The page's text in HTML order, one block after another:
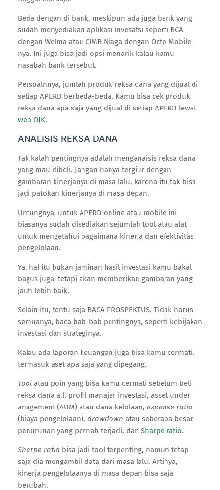
Beda dengan di bank, meskipun ada juga bank yang
sudah menyediakan aplikasi invesatsi seperti BCA
dengan Welma atau CIMB Niaga dengan Octo Mobile-
nya. Ini juga bisa jadi opsi menarik kalau kamu
nasabah bank tersebut.
Persoalnnya, jumlah produk reksa dana yang dijual di
setiap APERD berbeda-beda. Kamu bisa cek produk
reksa dana apa saja yang dijual di setiap APERD lewat
web OJK.
ANALISIS REKSA DANA
Tak kalah pentingnya adalah menganaisis reksa dana
yang mau dibeli. Jangan hanya tergiur dengan
gambaran kinerjanya di masa lalu, karena itu tak bisa
jadi patokan kinerjanya di masa depan.
Untungnya, untuk APERD online atau mobile ini
biasanya sudah disediakan sejumlah tool atau alat
untuk mengetahui bagaimana kinerja dan efektivitas
pengelolaan.
Ya, hal itu bukan jaminan hasil investasi kamu bakal
bagus juga, tetapi akan memberikan gambaran yang
jauh lebih baik.
Selain itu, tentu saja BACA PROSPEKTUS. Tidak harus
semuanya, baca bab-bab pentingnya, seperti kebijakan
investasi dan strateginya.
Kalau ada laporan keuangan juga bisa kamu cermati,
termasuk aset apa saja yang dipegang.
Tool atau poin yang bisa kamu cermati sebelum beli
reksa dana a.l. profil manajer investasi, asset under
anagement (AUM) atau dana kelolaan, expense ratio
(biaya pengelolaan), drawdown atau seberapa besar
penurunan yang pernah terjadi, dan Sharpe ratio.
Sharpe ratio bisa jadi tool terpenting, namun tetap
saja dia mengambil data dari masa lalu. Artinya,
kinerja pengelolaanya di masa depan bisa saja
berubah.